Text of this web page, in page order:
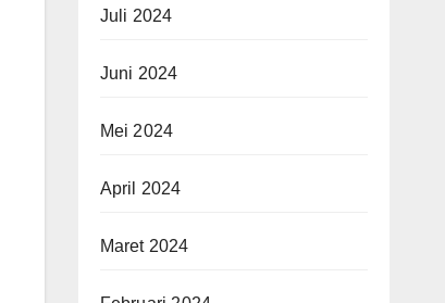
Juli 2024
Juni 2024
Mei 2024
April 2024
Maret 2024